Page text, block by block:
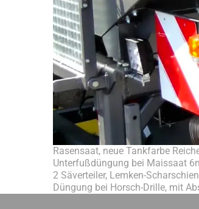
Rasensaat, neue Tankfarbe
Unterfußdüngung bei Maissaat
2 Säverteiler, Lemken-
Düngung bei Horsch-Drille, mit